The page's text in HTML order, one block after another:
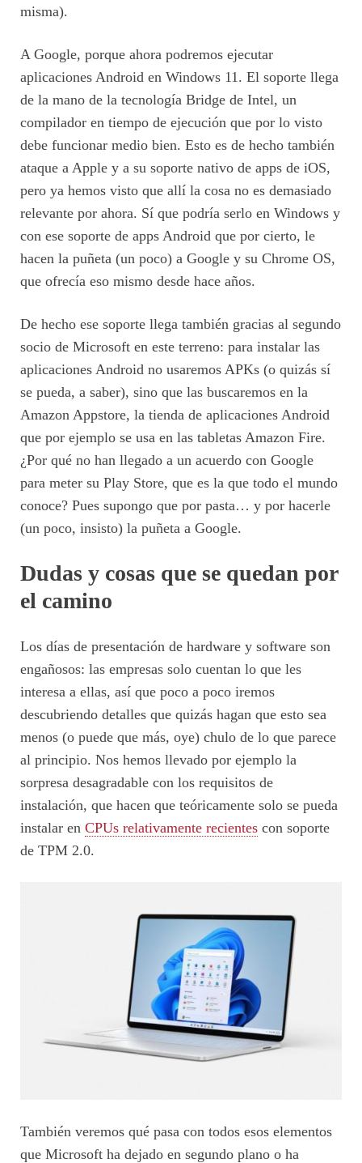
misma).
A Google, porque ahora podremos ejecutar
aplicaciones Android en Windows 11. El soporte llega
de la mano de la tecnología Bridge de Intel, un
compilador en tiempo de ejecución que por lo visto
debe funcionar medio bien. Esto es de hecho también
ataque a Apple y a su soporte nativo de apps de iOS,
pero ya hemos visto que allí la cosa no es demasiado
relevante por ahora. Sí que podría serlo en Windows y
con ese soporte de apps Android que por cierto, le
hacen la puñeta (un poco) a Google y su Chrome OS,
que ofrecía eso mismo desde hace años.
De hecho ese soporte llega también gracias al segundo
socio de Microsoft en este terreno: para instalar las
aplicaciones Android no usaremos APKs (o quizás sí
se pueda, a saber), sino que las buscaremos en la
Amazon Appstore, la tienda de aplicaciones Android
que por ejemplo se usa en las tabletas Amazon Fire.
¿Por qué no han llegado a un acuerdo con Google
para meter su Play Store, que es la que todo el mundo
conoce? Pues supongo que por pasta… y por hacerle
(un poco, insisto) la puñeta a Google.
Dudas y cosas que se quedan por
el camino
Los días de presentación de hardware y software son
engañosos: las empresas solo cuentan lo que les
interesa a ellas, así que poco a poco iremos
descubriendo detalles que quizás hagan que esto sea
menos (o puede que más, oye) chulo de lo que parece
al principio. Nos hemos llevado por ejemplo la
sorpresa desagradable con los requisitos de
instalación, que hacen que teóricamente solo se pueda
instalar en CPUs relativamente recientes con soporte
de TPM 2.0.
También veremos qué pasa con todos esos elementos
que Microsoft ha dejado en segundo plano o ha